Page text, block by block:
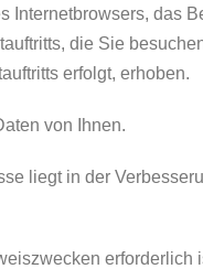
Internetbrowsers, das
die Sie
erfolgt, erhoben.
von Ihnen.
liegt in der
erforderlich